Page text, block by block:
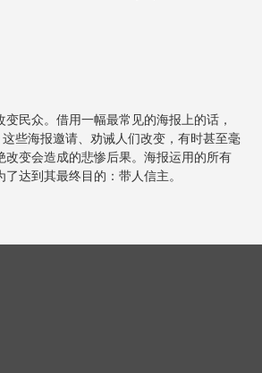
民众。借用一幅最常见的海报上的话，
这些海报邀请、劝诫人们改变，有时甚至毫
改变会造成的悲惨后果。海报运用的所有
达到其最终目的：带人信主。